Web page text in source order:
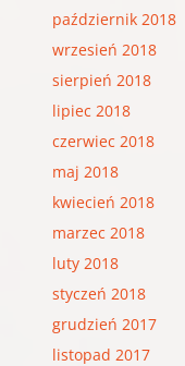
październik 2018
wrzesień 2018
sierpień 2018
lipiec 2018
czerwiec 2018
maj 2018
kwiecień 2018
marzec 2018
luty 2018
styczeń 2018
grudzień 2017
listopad 2017